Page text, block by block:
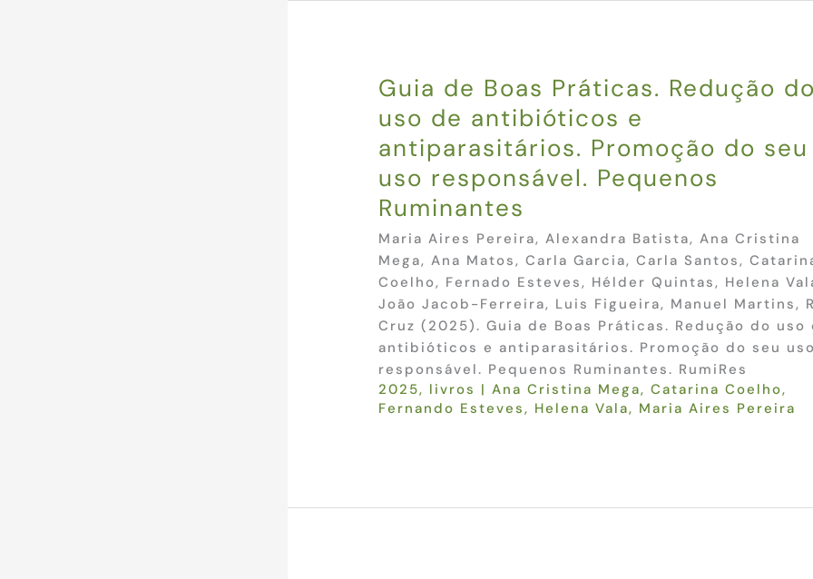
Guia de Boas Práticas. Redução
uso de antibióticos e
antiparasitários. Promoção do seu
uso responsável. Pequenos
Ruminantes
Maria Aires Pereira, Alexandra Batista, Ana Cristina
Mega, Ana Matos, Carla Garcia, Carla Santos,
Coelho, Fernado Esteves, Hélder Quintas, Helena
João Jacob-Ferreira, Luis Figueira, Manuel Martins,
Cruz (2025). Guia de Boas Práticas. Redução do uso
antibióticos e antiparasitários. Promoção do seu
responsável. Pequenos Ruminantes. RumiRes
2025, livros |Ana Cristina Mega,Catarina Coelho,
Fernando Esteves, Helena Vala, Maria Aires Pereira